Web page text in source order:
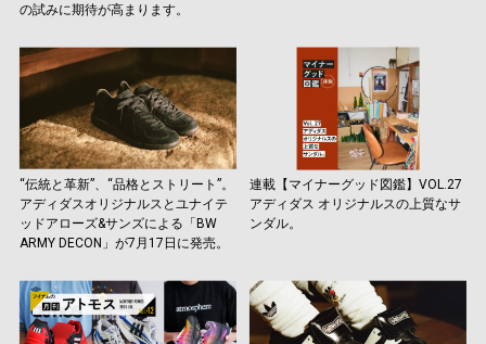
の試みに期待が高まります。
“伝統と革新”、“品格とストリート”。
アディダスオリジナルスとユナイテ
ッドアローズ&サンズによる「BW
ARMY DECON」が7月17日に発売。
連載【マイナーグッド図鑑】VOL.27
アディダス オリジナルスの上質なサ
ンダル。